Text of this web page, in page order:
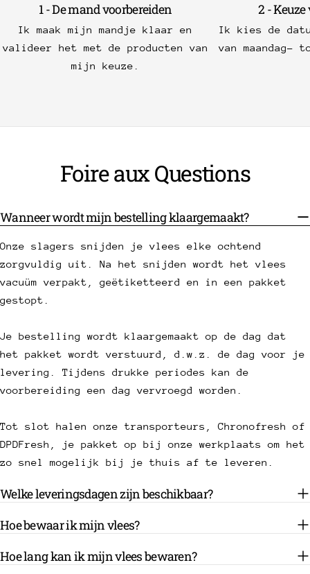
1 - De mand voorbereiden
Ik maak mijn mandje klaar en
valideer het met de producten van
mijn keuze.
2 -
Ik kies de
van maandag-
Foire aux Questions
Wanneer wordt mijn bestelling klaargemaakt?
Onze slagers snijden je vlees elke ochtend
zorgvuldig uit. Na het snijden wordt het vlees
vacuüm verpakt, geëtiketteerd en in een pakket
gestopt.
Je bestelling wordt klaargemaakt op de dag dat
het pakket wordt verstuurd, d.w.z. de dag voor je
levering. Tijdens drukke periodes kan de
voorbereiding een dag vervroegd worden.
Tot slot halen onze transporteurs, Chronofresh of
DPDFresh, je pakket op bij onze werkplaats om het
zo snel mogelijk bij je thuis af te leveren.
Welke leveringsdagen zijn beschikbaar?
Hoe bewaar ik mijn vlees?
Hoe lang kan ik mijn vlees bewaren?